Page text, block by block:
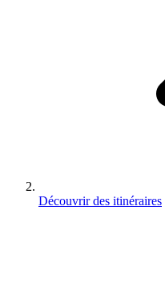
Découvrir des itinéraires